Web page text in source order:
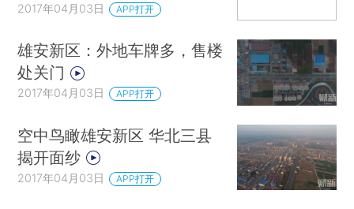
2017年04月03日 APP打开
雄安新区：外地车牌多，售楼
处关门
2017年04月03日 APP打开
空中鸟瞰雄安新区 华北三县
揭开面纱
2017年04月03日 APP打开